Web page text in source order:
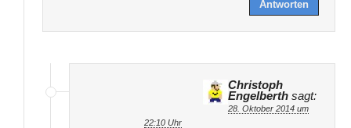
Antworten
Christoph
Engelberth sagt:
28. Oktober 2014 um
22:10 Uhr